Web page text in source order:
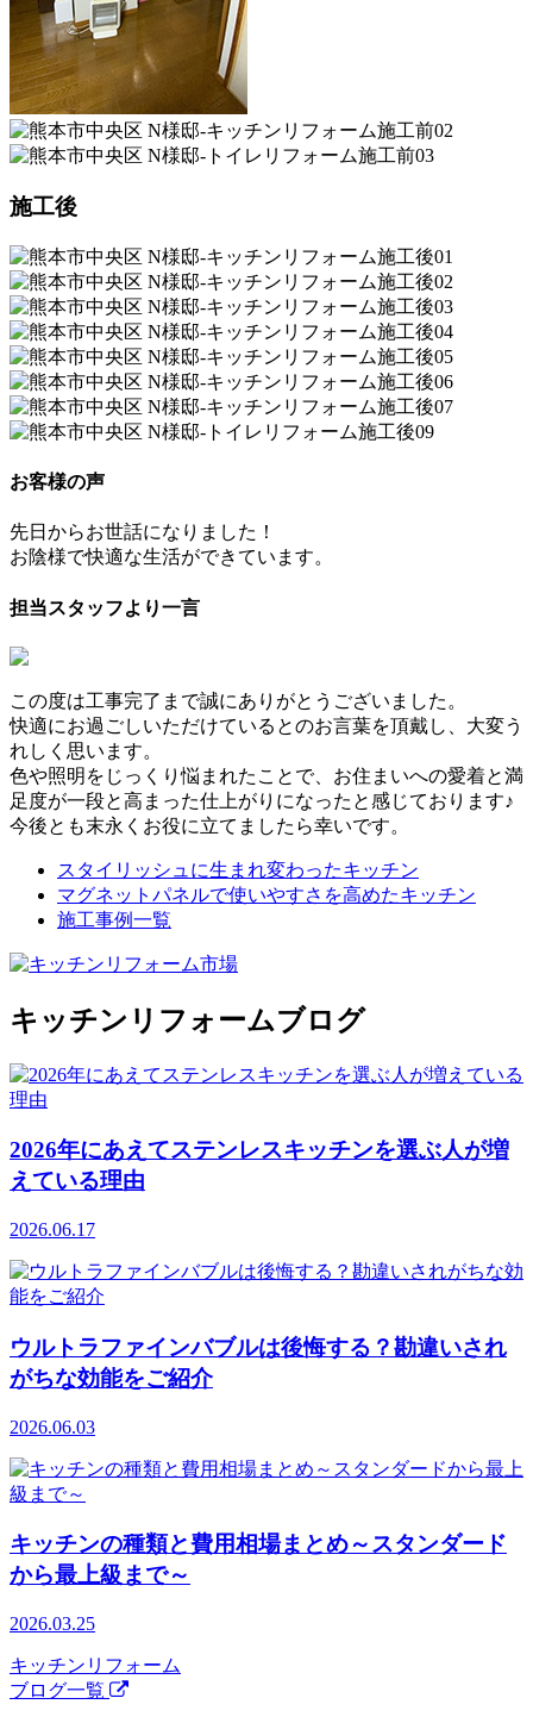
施工後
お客様の声
先日からお世話になりました！
お陰様で快適な生活ができています。
担当スタッフより一言
この度は工事完了まで誠にありがとうございました。
快適にお過ごしいただけているとのお言葉を頂戴し、大変う
れしく思います。
色や照明をじっくり悩まれたことで、お住まいへの愛着と満
足度が一段と高まった仕上がりになったと感じております♪
今後とも末永くお役に立てましたら幸いです。
スタイリッシュに生まれ変わったキッチン
マグネットパネルで使いやすさを高めたキッチン
施工事例一覧
キッチンリフォームブログ
2026年にあえてステンレスキッチンを選ぶ人が増
えている理由
2026.06.17
ウルトラファインバブルは後悔する？勘違いされ
がちな効能をご紹介
2026.06.03
キッチンの種類と費用相場まとめ～スタンダード
から最上級まで～
2026.03.25
キッチンリフォーム
ブログ一覧